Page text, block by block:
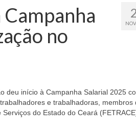
no
deu início à Campanha Salarial 2025
e trabalhadoras, membros
do Estado do Ceará